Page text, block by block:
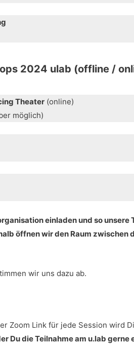
2024 ulab (offline /
Theater (online)
möglich)
einladen und so
öffnen wir den Raum
wir uns dazu ab.
Zoom Link für jede Session wird
Du die Teilnahme am u.lab